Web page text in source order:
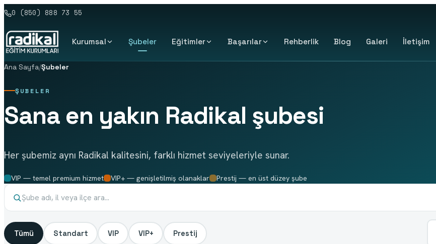
0 (850) 888 73 55
Kurumsal Şubeler Eğitimler Başarılar Rehberlik Blog Galeri İletişim
Ana Sayfa/Şubeler
ŞUBELER
Sana en yakın Radikal şubesi
Her şubemiz aynı Radikal kalitesini, farklı hizmet seviyeleriyle sunar.
VIP — temel premium hizmet VIP+ — genişletilmiş olanaklar Prestij — en üst düzey şube
Tümü Standart VIP VIP+ Prestij